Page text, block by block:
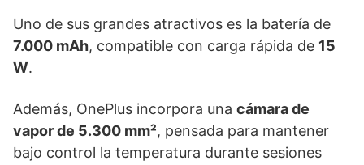
Uno de sus grandes atractivos es la batería de
7.000 mAh, compatible con carga rápida de 15
W.
Además, OnePlus incorpora una cámara de
vapor de 5.300 mm², pensada para mantener
bajo control la temperatura durante sesiones